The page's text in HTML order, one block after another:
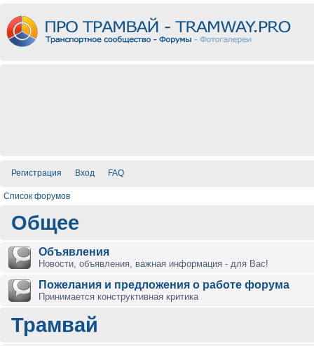
Регистрация Вход FAQ
Список форумов
Общее
Объявления
Новости, объявления, важная информация - для Вас!
Пожелания и предложения о работе форума
Принимается конструктивная критика
Трамвай